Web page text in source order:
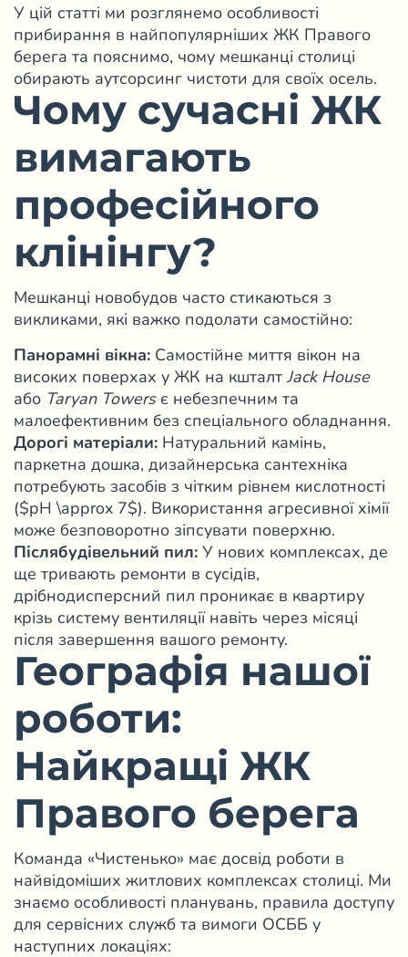
У цій статті ми розглянемо особливості
прибирання в найпопулярніших ЖК Правого
берега та пояснимо, чому мешканці столиці
обирають аутсорсинг чистоти для своїх осель.
Чому сучасні ЖК
вимагають
професійного
клінінгу?
Мешканці новобудов часто стикаються з
викликами, які важко подолати самостійно:
Панорамні вікна: Самостійне миття вікон на
високих поверхах у ЖК на кшталт Jack House
або Taryan Towersє небезпечним та
малоефективним без спеціального обладнання.
Дорогі матеріали: Натуральний камінь,
паркетна дошка, дизайнерська сантехніка
потребують засобів з чітким рівнем кислотності
($pH \approx 7$). Використання агресивної хімії
може безповоротно зіпсувати поверхню.
Післябудівельний пил: У нових комплексах, де
ще тривають ремонти в сусідів,
дрібнодисперсний пил проникає в квартиру
крізь систему вентиляції навіть через місяці
після завершення вашого ремонту.
Географія нашої
роботи:
Найкращі ЖК
Правого берега
Команда «Чистенько» має досвід роботи в
найвідоміших житлових комплексах столиці. Ми
знаємо особливості планувань, правила доступу
для сервісних служб та вимоги ОСББ у
наступних локаціях: